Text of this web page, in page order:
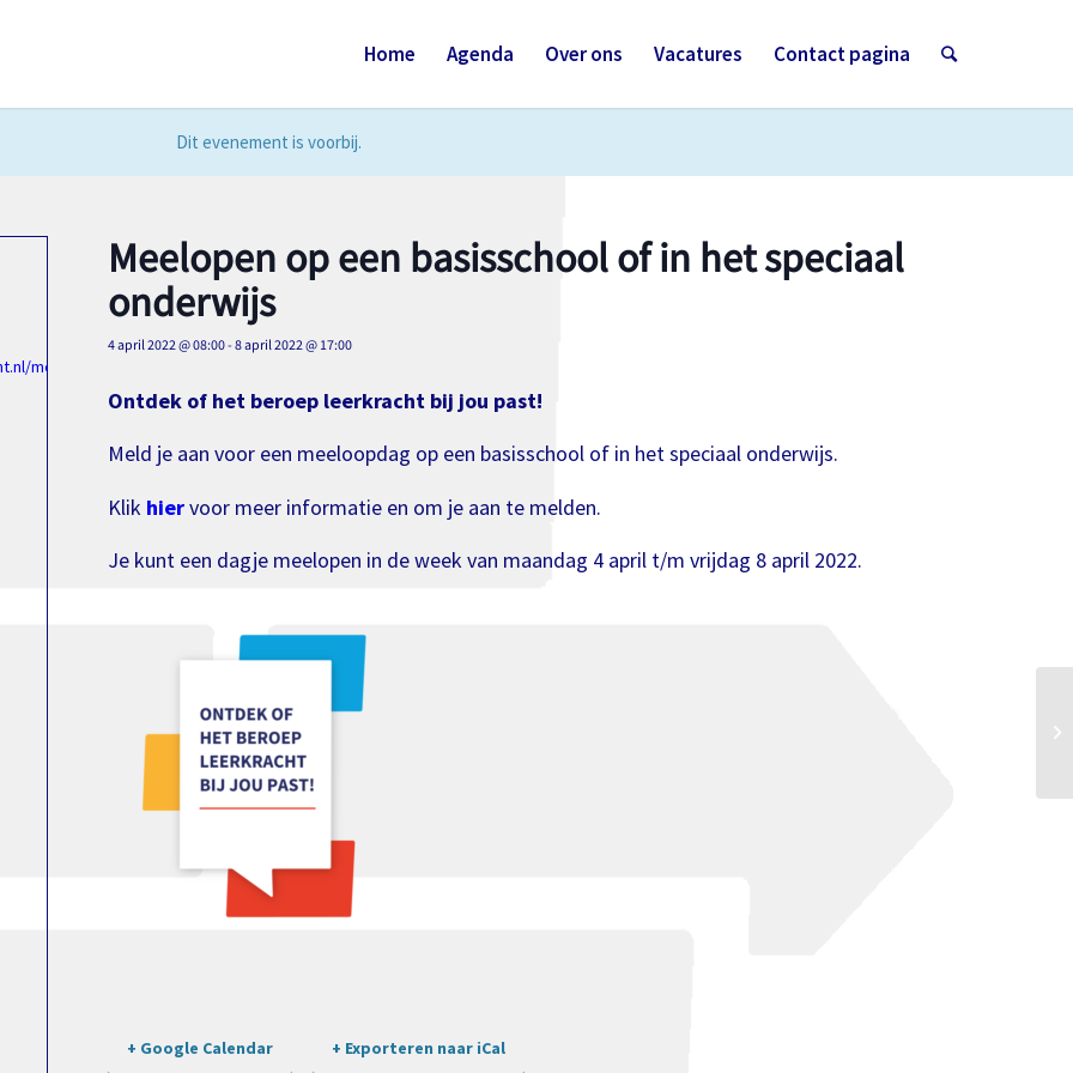
Home Agenda Over ons Vacatures Contact pagina
Dit evenement is voorbij.
Meelopen op een basisschool of in het speciaal
onderwijs
4 april 2022 @ 08:00- 8 april 2022 @ 17:00
Ontdek of het beroep leerkracht bij jou past!
Meld je aan voor een meeloopdag op een basisschool of in het speciaal onderwijs.
Klik hiervoor meer informatie en om je aan te melden.
Je kunt een dagje meelopen in de week van maandag 4 april t/m vrijdag 8 april 2022.
+ Google Calendar + Exporteren naar iCal
meeloopdag/